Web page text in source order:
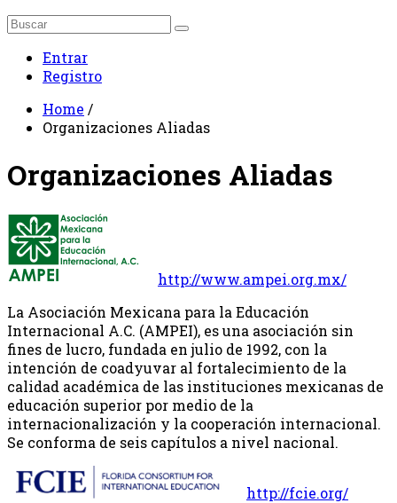
Entrar
Registro
Home /
Organizaciones Aliadas
Organizaciones Aliadas
http://www.ampei.org.mx/
La Asociación Mexicana para la Educación
Internacional A.C. (AMPEI), es una asociación sin
fines de lucro, fundada en julio de 1992, con la
intención de coadyuvar al fortalecimiento de la
calidad académica de las instituciones mexicanas de
educación superior por medio de la
internacionalización y la cooperación internacional.
Se conforma de seis capítulos a nivel nacional.
http://fcie.org/